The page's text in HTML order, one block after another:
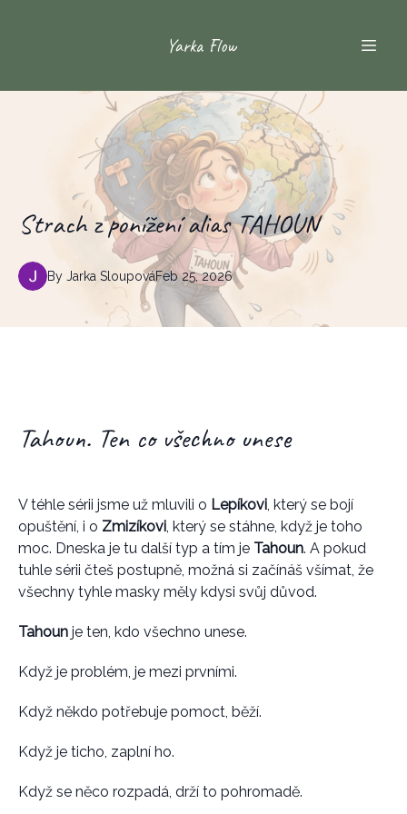
Yarka Flow
Strach z ponížení alias TAHOUN
Feb 25, 2026
By Jarka Sloupová
Tahoun. Ten co všechno unese
V téhle sérii jsme už mluvili o Lepíkovi, který se bojí
opuštění, i o Zmizíkovi, který se stáhne, když je toho
moc. Dneska je tu další typ a tím je Tahoun. A pokud
tuhle sérii čteš postupně, možná si začínáš všímat, že
všechny tyhle masky měly kdysi svůj důvod.
Tahoun je ten, kdo všechno unese.
Když je problém, je mezi prvními.
Když někdo potřebuje pomoct, běží.
Když je ticho, zaplní ho.
Když se něco rozpadá, drží to pohromadě.